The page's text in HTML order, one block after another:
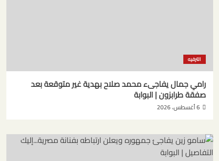
الترفيه
رامي جمال يفاجىء محمد صلاح بهدية غير متوقعة بعد
صفقة طرابزون | البوابة
6 أغسطس، 2026